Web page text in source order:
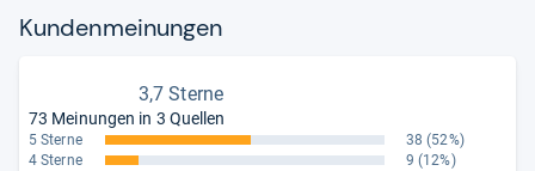
Kun­den­mei­nun­gen
3,7 Sterne
73 Meinungen in 3 Quellen
5 Sterne 38 (52%)
4 Sterne
9 (12%)